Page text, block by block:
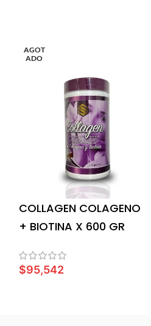
AGOT
ADO
COLLAGEN COLAGENO
+ BIOTINA X 600 GR
$95,542